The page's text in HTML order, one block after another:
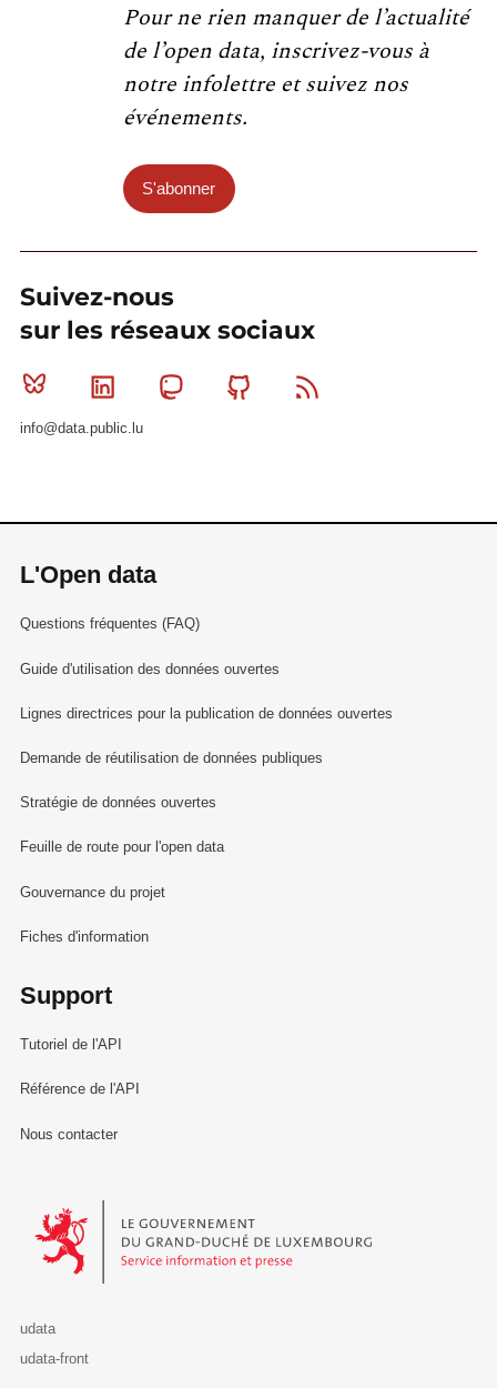
Pour ne rien manquer de l’actualité
de l’open data, inscrivez-vous à
notre infolettre et suivez nos
événements.
S'abonner
Suivez-nous
sur les réseaux sociaux
Bluesky Linkedin MastodonGithub
info@data.public.lu
L'Open data
Questions fréquentes (FAQ)
Guide d'utilisation des données ouvertes
Lignes directrices pour la publication de données ouvertes
Demande de réutilisation de données publiques
Stratégie de données ouvertes
Feuille de route pour l'open data
Gouvernance du projet
Fiches d'information
Support
Tutoriel de l'API
Référence de l'API
Nous contacter
Le Gouvernement du Grand-Duché de Luxembourg - Service
udata
udata-front